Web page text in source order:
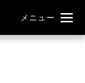
メニュー